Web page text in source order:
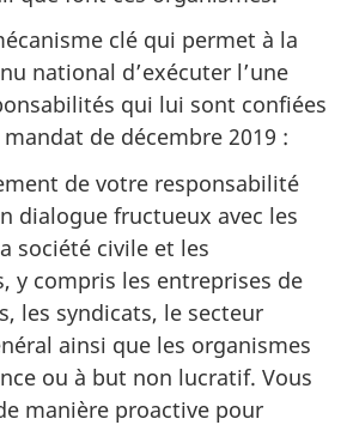
clé qui permet à la
national d’exécuter l’une
qui lui sont confiées
de décembre 2019 :
de votre responsabilité
dialogue fructueux avec les
société civile et les
y compris les entreprises de
les syndicats, le secteur
ainsi que les organismes
ou à but non lucratif. Vous
manière proactive pour